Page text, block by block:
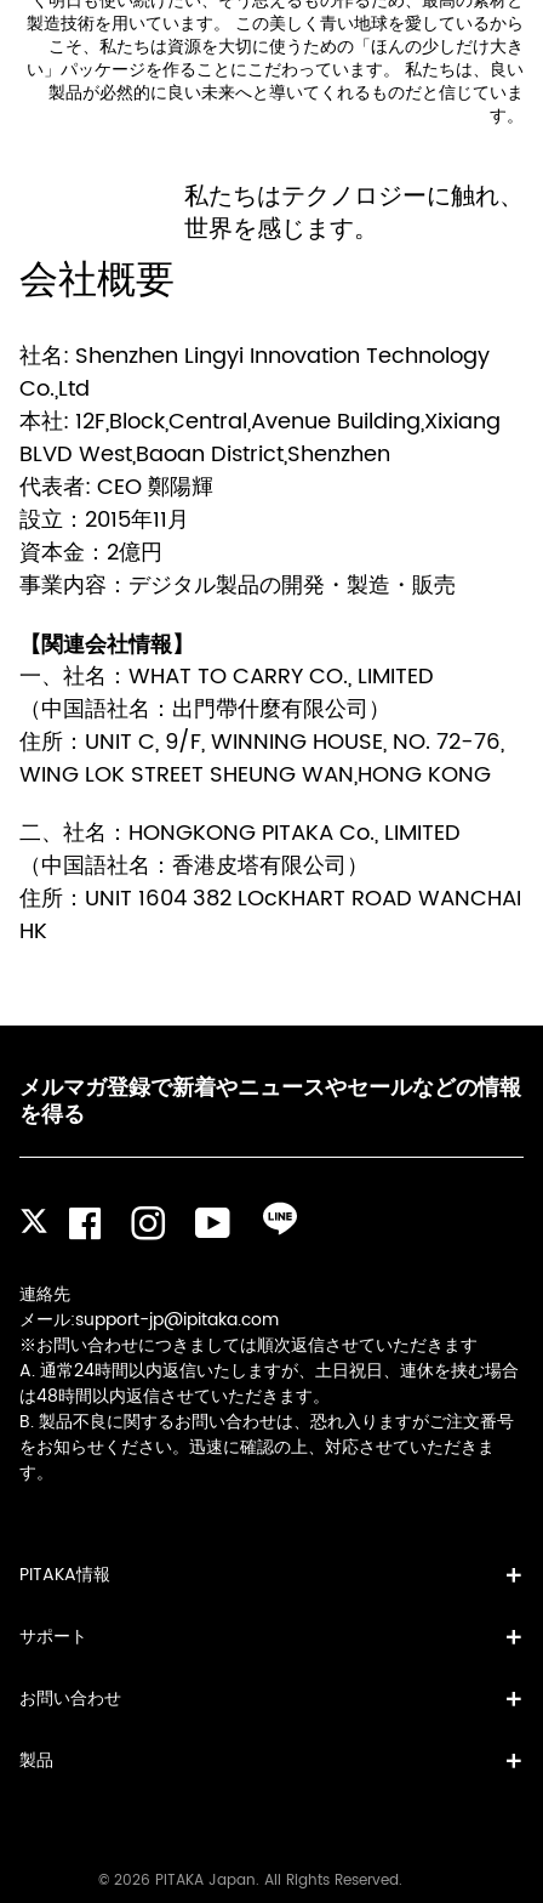
製造技術を用いています。 この美しく青い地球を愛しているから
こそ、私たちは資源を大切に使うための「ほんの少しだけ大き
い」パッケージを作ることにこだわっています。 私たちは、良い
製品が必然的に良い未来へと導いてくれるものだと信じていま
す。
私たちはテクノロジーに触れ、
世界を感じます。
会社概要
社名: Shenzhen Lingyi Innovation Technology
Co.,Ltd
本社: 12F,Block,Central,Avenue Building,Xixiang
BLVD West,Baoan District,Shenzhen
代表者: CEO 鄭陽輝
設立：2015年11月
資本金：2億円
事業内容：デジタル製品の開発・製造・販売
【関連会社情報】
一、社名：WHAT TO CARRY CO., LIMITED
（中国語社名：出門帶什麼有限公司）
住所：UNIT C, 9/F, WINNING HOUSE, NO. 72-76,
WING LOK STREET SHEUNG WAN,HONG KONG
二、社名：HONGKONG PITAKA Co., LIMITED
（中国語社名：香港皮塔有限公司）
住所：UNIT 1604 382 LOcKHART ROAD WANCHAI
HK
メルマガ登録で新着やニュースやセールなどの情報
を得る
Twitter
FacebookInstagramYouTube
連絡先
メール:support-jp@ipitaka.com
※お問い合わせにつきましては順次返信させていただきます
A. 通常24時間以内返信いたしますが、土日祝日、連休を挟む場合
は48時間以内返信させていただきます。
B. 製品不良に関するお問い合わせは、恐れ入りますがご注文番号
をお知らせください。迅速に確認の上、対応させていただきま
す。
PITAKA情報
サポート
お問い合わせ
製品
© 2026 PITAKA Japan. All Rights Reserved.